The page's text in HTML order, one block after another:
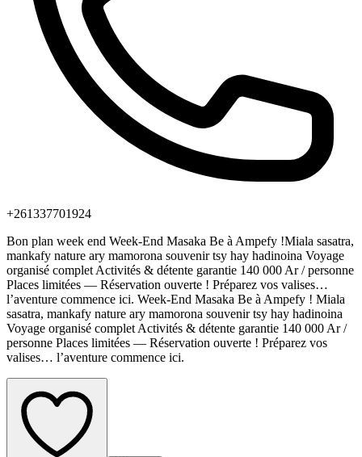
+261337701924
Bon plan week end Week-End Masaka Be à Ampefy !Miala sasatra,
mankafy nature ary mamorona souvenir tsy hay hadinoina Voyage
organisé complet Activités & détente garantie 140 000 Ar / personne
Places limitées — Réservation ouverte ! Préparez vos valises…
l’aventure commence ici. Week-End Masaka Be à Ampefy ! Miala
sasatra, mankafy nature ary mamorona souvenir tsy hay hadinoina
Voyage organisé complet Activités & détente garantie 140 000 Ar /
personne Places limitées — Réservation ouverte ! Préparez vos
valises… l’aventure commence ici.